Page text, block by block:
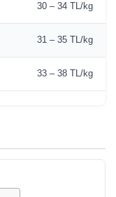
30 – 34 TL/kg
31 – 35 TL/kg
33 – 38 TL/kg